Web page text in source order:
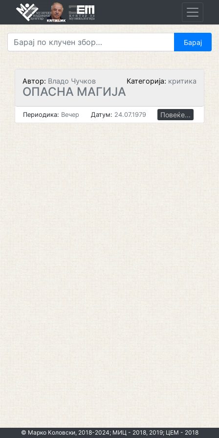
Автор: Владо Чучков Категорија: критика
ОПАСНА МАГИЈА
Периодика: Вечер Датум: 24.07.1979 Повеќе...
© Марко Коловски, 2018-2024; МИЦ - 2018, 2019; ЦЕМ - 2018